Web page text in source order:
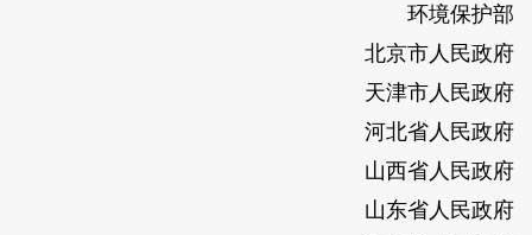
环境保护部
北京市人民政府
天津市人民政府
河北省人民政府
山西省人民政府
山东省人民政府